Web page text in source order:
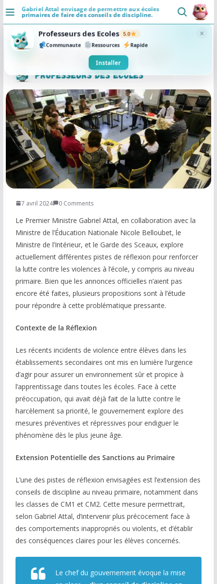
Accueil
Actualités
VIE PROFESSIONNELLE
Ressources
Agenda
CRPE
Lectures de livres
COMMUNAUTÉ
Groupes
Forum
Réseaux sociaux
Boutique
Humour
Contact
Gabriel Attal envisage de permettre aux écoles
primaires de faire des conseils de discipline.
Passer
contenu
7 avril 2024 0 Comments
Le Premier Ministre Gabriel Attal, en collaboration avec la
Ministre de l’Éducation Nationale Nicole Belloubet, le
Ministre de l’Intérieur, et le Garde des Sceaux, explore
actuellement différentes pistes de réflexion pour renforcer
la lutte contre les violences à l’école, y compris au niveau
primaire. Bien que les annonces officielles n’aient pas
encore été faites, plusieurs propositions sont à l’étude
pour répondre à cette problématique pressante.
Contexte de la Réflexion
Les récents incidents de violence entre élèves dans les
établissements secondaires ont mis en lumière l’urgence
d’agir pour assurer un environnement sûr et propice à
l’apprentissage dans toutes les écoles. Face à cette
préoccupation, qui avait déjà fait de la lutte contre le
harcèlement sa priorité, le gouvernement explore des
mesures préventives et répressives pour endiguer le
phénomène dès le plus jeune âge.
Extension Potentielle des Sanctions au Primaire
L’une des pistes de réflexion envisagées est l’extension des
conseils de discipline au niveau primaire, notamment dans
les classes de CM1 et CM2. Cette mesure permettrait,
selon Gabriel Attal, d’intervenir plus précocement face à
des comportements inappropriés ou violents, et d’établir
des conséquences claires pour les élèves concernés.
Le chef du gouvernement évoque la mise
Professeurs des Ecoles 5.0
Rapide
×
Installer